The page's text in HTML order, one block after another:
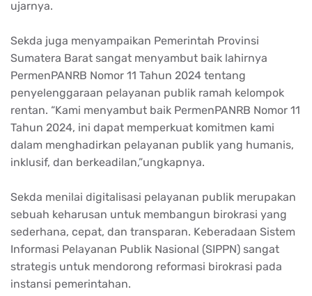
ujarnya.
Sekda juga menyampaikan Pemerintah Provinsi
Sumatera Barat sangat menyambut baik lahirnya
PermenPANRB Nomor 11 Tahun 2024 tentang
penyelenggaraan pelayanan publik ramah kelompok
rentan. “Kami menyambut baik PermenPANRB Nomor 11
Tahun 2024, ini dapat memperkuat komitmen kami
dalam menghadirkan pelayanan publik yang humanis,
inklusif, dan berkeadilan,”ungkapnya.
Sekda menilai digitalisasi pelayanan publik merupakan
sebuah keharusan untuk membangun birokrasi yang
sederhana, cepat, dan transparan. Keberadaan Sistem
Informasi Pelayanan Publik Nasional (SIPPN) sangat
strategis untuk mendorong reformasi birokrasi pada
instansi pemerintahan.